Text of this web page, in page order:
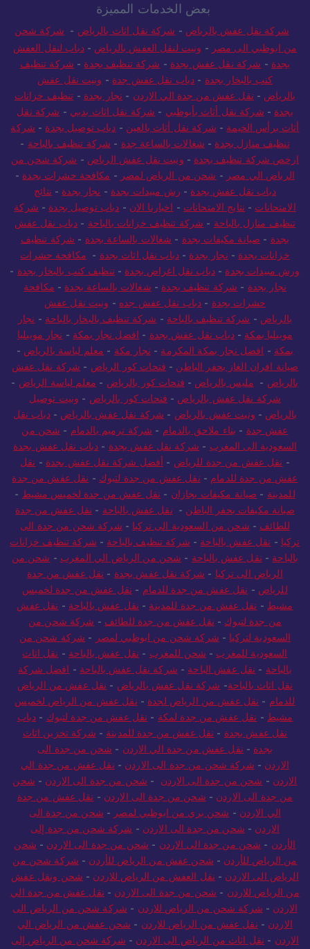
بعض الخدمات المميزة
شركة نقل عفش بالرياض - شركة نقل اثاث بالرياض - شركة شحن
من ابوظبي الى مصر - ونيت لنقل العفش بالرياض -دباب لنقل العفش
بجدة - شركة نقل عفش بجدة - شركة تنظيف بجدة - شركة تنظيف
كنب بالبخار بجدة - دباب نقل عفش جدة - ونيت نقل عفش
بالرياض - نقل عفش من جدة الي الاردن - نجار بجدة - تنظيف خزانات
بجدة - شركة نقل أثاث بأبوظبي - شركة نقل اثاث بدبي - شركة نقل
أثاث برأس الخيمة - شركة نقل أثاث بالعين - دباب توصيل بجدة - شركة
تنظيف منازل بجدة - شغالات بالساعة جدة - شركة تنظيف بالباحة -
ارخص شركة تنظيف بجدة - ونيت نقل عفش الرياض - شركة شحن من
الرياض الي مصر - شحن من الرياض لمصر - مكافحة حشرات بجدة -
دباب نقل عفش بجدة - رش مبيدات بجدة - نجار بجدة - نتائج
الامتحانات - نتايج الامتحانات - اخبارنا الان - دباب توصيل بجدة - شركة
تنظيف منازل بالباحة - شركة تنظيف خزانات بالباحة - دباب نقل عفش
بجدة - صيانة مكيفات بجدة - شغالات بالساعة بجدة - شركة تنظيف
خزانات بجدة - نجار بجدة - دباب نقل اثاث بجدة - مكافحة حشرات
ورش مبيدات بجدة -دباب نقل اغراض بجدة -تنظيف كنب بالبخار بجدة -
نجار بجدة - شركة تنظيف بجدة - شغالات بالساعة بجدة - مكافحة
حشرات بجدة - دباب نقل عفش جده - ونيت نقل عفش
بالرياض - شركة تنظيف بالباحة - شركة تنظيف بالبخار بالباحة - نجار
موبيليا بمكة -دباب نقل عفش بجدة - افضل نجار بمكة - نجار موبيليا
بمكة - افضل نجار بمكة المكرمة - نجار مكة - معلم لياسة بالرياض -
صيانة افران الغاز بحفر الباطن - فتحات كور الرياض - شركة نقل عفش
بالرياض - مليس بالرياض - فتحات كور بالرياض - معلم لياسة الرياض -
شركة نقل عفش بالرياض - فتحات كور بالرياض - ونيت توصيل
بالرياض - ونيت عفش بالرياض - شركة نقل عفش بالرياض -دباب نقل
عفش جدة - بناء ملاحق بالدمام - شركة ترميم بالدمام - شحن من
السعودية الى المغرب - شركة نقل عفش بجدة - دباب نقل عفش بجدة
- نقل عفش من جدة للرياض - أفضل شركة نقل عفش بجدة - نقل
عفش من جدة للدمام - نقل عفش من جدة لتبوك - نقل عفش من جدة
للمدينة - صيانة مكيفات بجازان - نقل عفش من جدة لخميس مشيط -
صيانة مكيفات بحفر الباطن - نقل عفش بالباحة - نقل عفش من جدة
للطائف - شحن من السعودية الى تركيا - شركة شحن من جدة الى
تركيا - نقل عفش بالباحة - شركة تنظيف بالباحة - شركة تنظيف خزانات
بالباحة - نقل عفش بالباحة - شحن من الرياض الي المغرب - شحن من
الرياض الى تركيا - شركة نقل عفش بجدة - نقل عفش من جدة
للرياض - نقل عفش من جدة للدمام - نقل عفش من جدة لخميس
مشيط - نقل عفش من جدة للمدينة - نقل عفش بالباحة - نقل عفش
من جدة لتبوك - نقل عفش من جدة للطائف - شركة شحن من
السعودية لتركيا - شركة شحن من ابوظبي لمصر - شركة شحن من
السعودية للمغرب - شحن للمغرب - نقل عفش بالباحة - نقل اثاث
بالباحة - نقل عفش الباحة - شركة نقل عفش بالباحة - افضل شركة
نقل اثاث بالباحة- شركة نقل عفش بالرياض - نقل عفش من الرياض
للدمام - نقل عفش من الرياض لجدة - نقل عفش من الرياض لخميس
مشيط - نقل عفش من جدة لمكة - نقل عفش من جدة لتبوك - دباب
نقل عفش بجدة - نقل عفش من جدة للمدينة - شركة تخزين اثاث
بجدة - نقل عفش من جدة الي الاردن - شحن من جدة الى
الاردن - شركة شحن من جدة الى الاردن - نقل عفش من جدة الي
الاردن - شحن من جدة الى الاردن - شحن من جدة الى الاردن - شحن
من جدة الى الاردن - شحن من جدة الى الاردن - نقل عفش من جدة
الي الاردن - شحن بري من ابوظبي لمصر - شحن من جدة الى
الاردن - شحن من جدة الى الاردن - شركة شحن من جدة إلى
الأردن - شحن من جدة الى الاردن - شحن من جدة الى الاردن - شحن
من الرياض للأردن - شحن عفش من الرياض للأردن - شركة شحن من
الرياض الى الاردن - نقل العفش من الرياض للاردن - شحن ونقل عفش
من الرياض للاردن - شحن من جدة الى الاردن - نقل عفش من جدة الي
الاردن - شركة شحن من الرياض للاردن - شركة شحن من الرياض الى
الاردن - نقل عفش من الرياض للاردن - شحن عفش من الرياض الي
الاردن - نقل اثاث من الرياض الى الاردن - شركة شحن من الرياض إلى